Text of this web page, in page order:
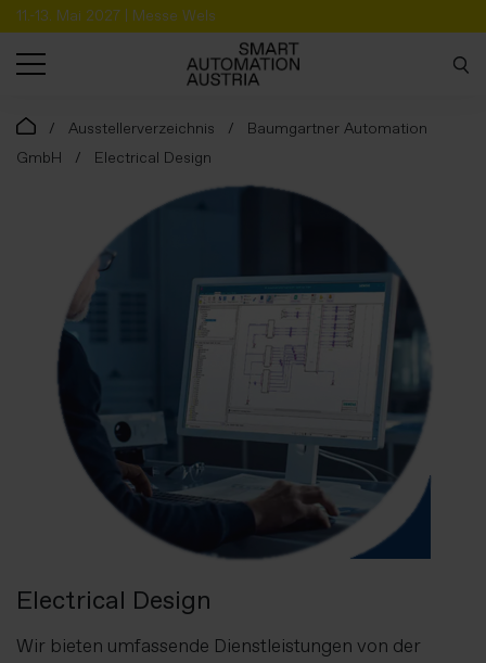
11.-13. Mai 2027 | Messe Wels
Ausstellerverzeichnis
Baumgartner Automation
GmbH
Electrical Design
Electrical Design
Wir bieten umfassende Dienstleistungen von der